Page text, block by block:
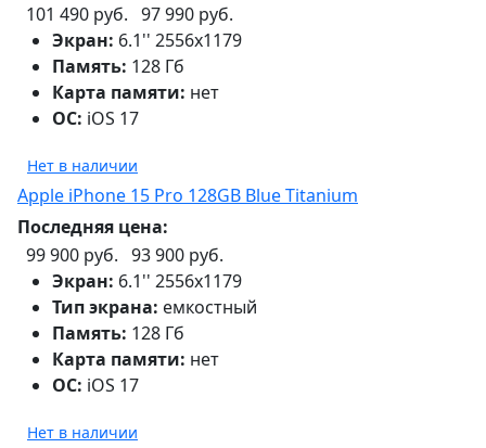
101 490 руб. 97 990 руб.
Экран: 6.1'' 2556x1179
Память: 128 Гб
Карта памяти: нет
ОС: iOS 17
Нет в наличии
Apple iPhone 15 Pro 128GB Blue Titanium
Последняя цена:
99 900 руб. 93 900 руб.
Экран: 6.1'' 2556x1179
Тип экрана: емкостный
Память: 128 Гб
Карта памяти: нет
ОС: iOS 17
Нет в наличии